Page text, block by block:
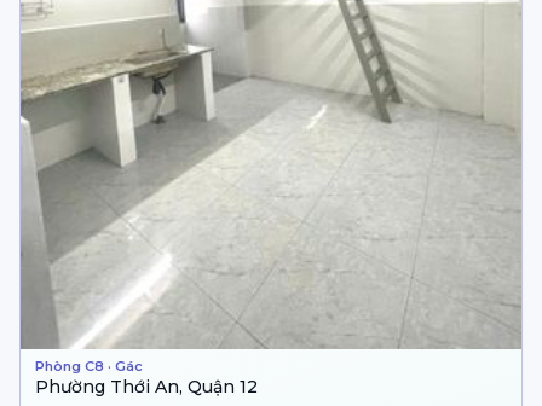
Phòng C8 · Gác
Phường Thới An, Quận 12